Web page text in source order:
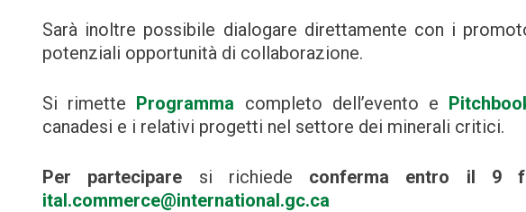
Sarà inoltre possibile dialogare direttamente con i
potenziali opportunità di collaborazione.
Si rimette Programma completo dell’evento e
canadesi e i relativi progetti nel settore dei minerali critici.
Per partecipare si richiede conferma entro il 9
ital.commerce@international.gc.ca